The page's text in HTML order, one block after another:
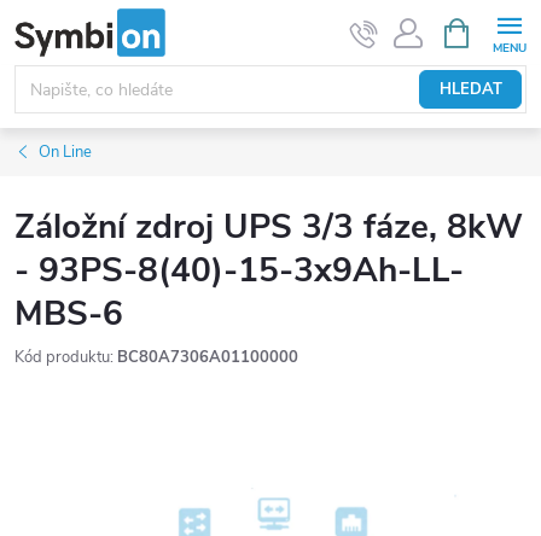
na
obsah
HLEDAT
NÁKUPNÍ
KOŠÍK
On Line
Záložní zdroj UPS 3/3 fáze, 8kW
- 93PS-8(40)-15-3x9Ah-LL-
MBS-6
Kód produktu: BC80A7306A01100000